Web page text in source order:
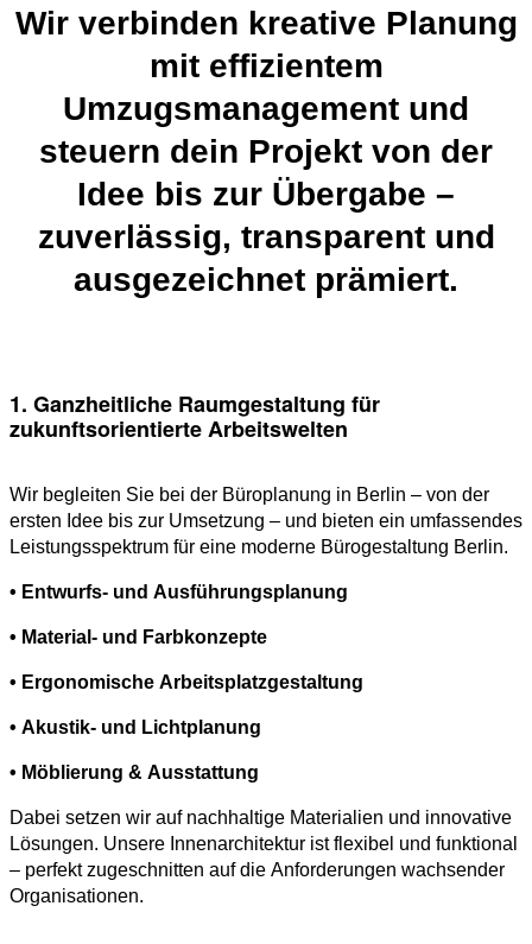
Wir verbinden kreative Planung
mit effizientem
Umzugsmanagement und
steuern dein Projekt von der
Idee bis zur Übergabe –
zuverlässig, transparent und
ausgezeichnet prämiert.
1. Ganzheitliche Raumgestaltung für
zukunftsorientierte Arbeitswelten
Wir begleiten Sie bei der Büroplanung in Berlin – von der
ersten Idee bis zur Umsetzung – und bieten ein umfassendes
Leistungsspektrum für eine moderne Bürogestaltung Berlin.
• Entwurfs- und Ausführungsplanung
• Material- und Farbkonzepte
• Ergonomische Arbeitsplatzgestaltung
• Akustik- und Lichtplanung
• Möblierung & Ausstattung
Dabei setzen wir auf nachhaltige Materialien und innovative
Lösungen. Unsere Innenarchitektur ist flexibel und funktional
– perfekt zugeschnitten auf die Anforderungen wachsender
Organisationen.